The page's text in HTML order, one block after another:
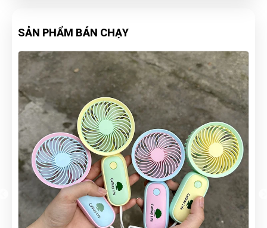
SẢN PHẨM BÁN CHẠY